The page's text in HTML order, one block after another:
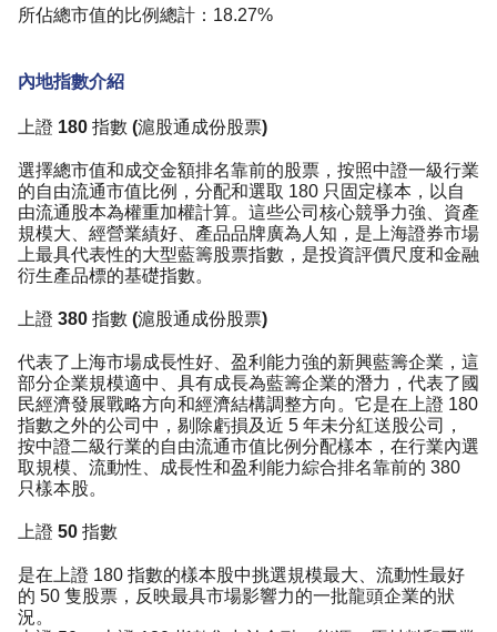
所佔總市值的比例總計：18.27%
內地指數介紹
上證 180 指數 (滬股通成份股票)
選擇總市值和成交金額排名靠前的股票，按照中證一級行業
的自由流通市值比例，分配和選取 180 只固定樣本，以自
由流通股本為權重加權計算。這些公司核心競爭力強、資產
規模大、經營業績好、產品品牌廣為人知，是上海證券市場
上最具代表性的大型藍籌股票指數，是投資評價尺度和金融
衍生產品標的基礎指數。
上證 380 指數 (滬股通成份股票)
代表了上海市場成長性好、盈利能力強的新興藍籌企業，這
部分企業規模適中、具有成長為藍籌企業的潛力，代表了國
民經濟發展戰略方向和經濟結構調整方向。它是在上證 180
指數之外的公司中，剔除虧損及近 5 年未分紅送股公司，
按中證二級行業的自由流通市值比例分配樣本，在行業內選
取規模、流動性、成長性和盈利能力綜合排名靠前的 380
只樣本股。
上證 50 指數
是在上證 180 指數的樣本股中挑選規模最大、流動性最好
的 50 隻股票，反映最具市場影響力的一批龍頭企業的狀
況。